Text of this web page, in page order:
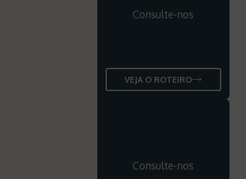
Consulte-nos
VEJA O ROTEIRO
Consulte-nos